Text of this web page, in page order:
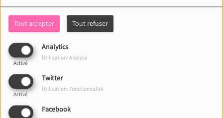
Tout accepter Tout refuser
Analytics
Activé
Utilisation: Analyse
Twitter
Activé
Utilisation: Fonctionnalité
Facebook
12 JANVIER 2022
La traditionnelle braderie d'hiver aura lieu les
vendredi 4 et samedi 5 mars 2022. Malgré la
situation sanitaire, la Ville de Pau a souhaité